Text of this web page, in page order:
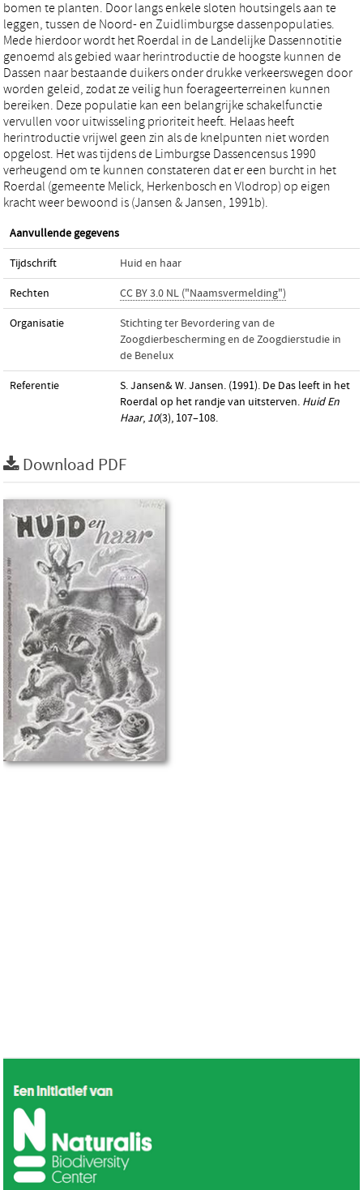
bomen te planten. Door langs enkele sloten houtsingels aan te
leggen, tussen de Noord- en Zuidlimburgse dassenpopulaties.
Mede hierdoor wordt het Roerdal in de Landelijke Dassennotitie
genoemd als gebied waar herintroductie de hoogste kunnen de
Dassen naar bestaande duikers onder drukke verkeerswegen door
worden geleid, zodat ze veilig hun foerageerterreinen kunnen
bereiken. Deze populatie kan een belangrijke schakelfunctie
vervullen voor uitwisseling prioriteit heeft. Helaas heeft
herintroductie vrijwel geen zin als de knelpunten niet worden
opgelost. Het was tijdens de Limburgse Dassencensus 1990
verheugend om te kunnen constateren dat er een burcht in het
Roerdal (gemeente Melick, Herkenbosch en Vlodrop) op eigen
kracht weer bewoond is (Jansen & Jansen, 1991b).
Aanvullende gegevens
Tijdschrift Huid en haar
Rechten CC BY 3.0 NL ("Naamsvermelding")
Organisatie
Stichting ter Bevordering van de
Zoogdierbescherming en de Zoogdierstudie in
de Benelux
Referentie
S. Jansen& W. Jansen. (1991). De Das leeft in het
Roerdal op het randje van uitsterven. Huid En
Haar, 10(3), 107–108.
Download PDF